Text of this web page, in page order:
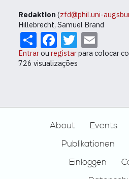
Redaktion (zfd@phil.uni-
Hillebrecht, Samuel Brand
ShareFacebook
Twitter
Entrarou registarpara colocar
726 visualizações
About Events
Publikationen
Einloggen